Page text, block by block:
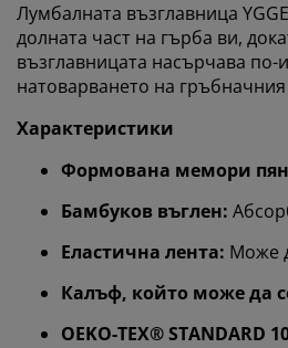
Лумбалната възглавница
долната част на гърба ви,
възглавницата насърчава
натоварването на
Характеристики
Формована мемори
Бамбуков въглен:
Еластична лента: Може
Калъф, който може да
OEKO-TEX® STANDARD